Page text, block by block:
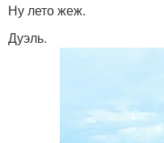
Ну лето жеж.
Дуэль.